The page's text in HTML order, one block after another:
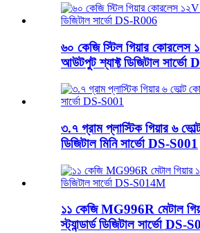
৬০ কেজি স্টিল গিয়ার কোরলেস
আউটপুট শ্যাফ্ট ডিজিটাল সার্ভো
৩.৭ গ্রাম প্লাস্টিক গিয়ার ৬
ডিজিটাল মিনি সার্ভো DS-S001
১১ কেজি MG996R মেটাল
স্ট্যান্ডার্ড ডিজিটাল সার্ভো